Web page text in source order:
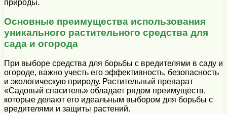
природы.
Основные преимущества использования
уникального растительного средства для
сада и огорода
При выборе средства для борьбы с вредителями в саду и
огороде, важно учесть его эффективность, безопасность
и экологическую природу. Растительный препарат
«Садовый спаситель» обладает рядом преимуществ,
которые делают его идеальным выбором для борьбы с
вредителями и защиты растений.